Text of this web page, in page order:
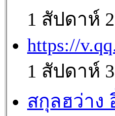
1 สัปดาห์
https://
1 สัปดาห์
สกุลฮว่าง